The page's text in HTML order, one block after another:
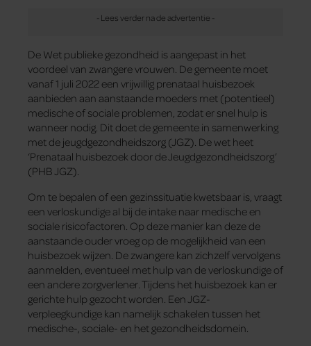
De Wet publieke gezondheid is aangepast in het
voordeel van zwangere vrouwen. De gemeente moet
vanaf 1 juli 2022 een vrijwillig prenataal huisbezoek
aanbieden aan aanstaande moeders met (potentieel)
medische of sociale problemen, zodat er snel hulp is
wanneer nodig. Dit doet de gemeente in samenwerking
met de jeugdgezondheidszorg (JGZ). De wet heet
‘Prenataal huisbezoek door de Jeugdgezondheidszorg’
(PHB JGZ).
Om te bepalen of een gezinssituatie kwetsbaar is, vraagt
een verloskundige al bij de intake naar medische en
sociale risicofactoren. Op deze manier kan deze de
aanstaande ouder vroeg op de mogelijkheid van een
huisbezoek wijzen. De zwangere kan zichzelf vervolgens
aanmelden, eventueel met hulp van de verloskundige of
een andere zorgverlener. Tijdens het huisbezoek kan er
gerichte hulp gezocht worden. Een JGZ-
verpleegkundige kan namelijk schakelen tussen het
medische-, sociale- en het gezondheidsdomein.